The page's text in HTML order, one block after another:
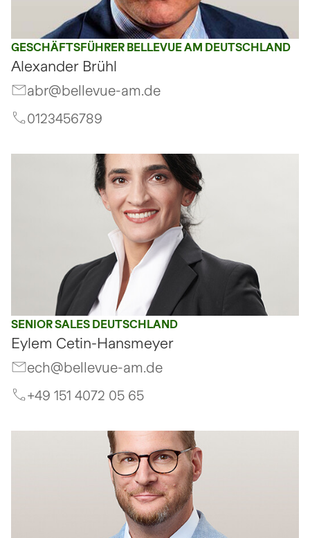
GESCHÄFTSFÜHRER BELLEVUE AM DEUTSCHLAND
Alexander Brühl
abr@bellevue-am.de
0123456789
SENIOR SALES DEUTSCHLAND
Eylem Cetin-Hansmeyer
ech@bellevue-am.de
+49 151 4072 05 65